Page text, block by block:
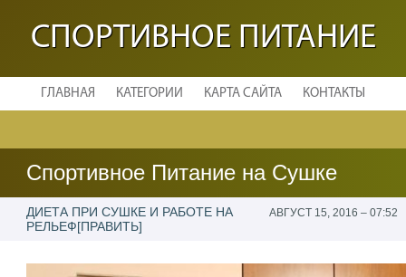
СПОРТИВНОЕ ПИТАНИЕ
ГЛАВНАЯ КАТЕГОРИИ КАРТА САЙТА КОНТАКТЫ
Спортивное Питание на Сушке
ДИЕТА ПРИ СУШКЕ И РАБОТЕ НА
РЕЛЬЕФ[ПРАВИТЬ]
АВГУСТ 15, 2016 – 07:52